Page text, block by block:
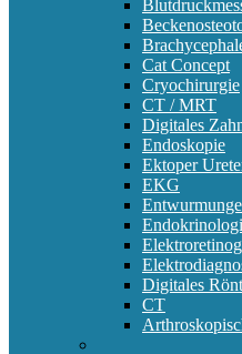
Cat Concept
Cryochirurgie
CT / MRT
Digitales
Endoskopie
Ektoper
EKG
Digitales
CT